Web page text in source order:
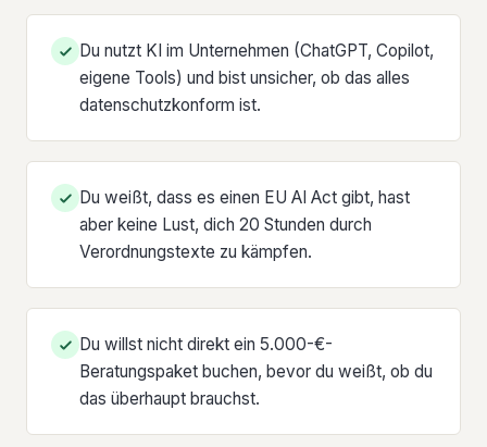
Du nutzt KI im Unternehmen (ChatGPT, Copilot,
eigene Tools) und bist unsicher, ob das alles
datenschutzkonform ist.
Du weißt, dass es einen EU AI Act gibt, hast
aber keine Lust, dich 20 Stunden durch
Verordnungstexte zu kämpfen.
Du willst nicht direkt ein 5.000-€-
Beratungspaket buchen, bevor du weißt, ob du
das überhaupt brauchst.